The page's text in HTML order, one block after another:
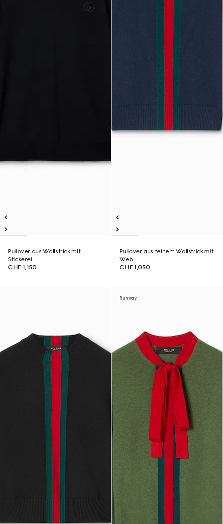
Pullover aus Wollstrick mit
Stickerei
CHF 1,150
Pullover aus feinem Wollstrick mit
Web
CHF 1,050
Runway